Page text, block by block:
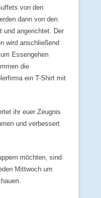
von den
dann von den
und angerichtet. Der
wird anschließend
Essengehen
die
ein T-Shirt mit
ihr euer Zeugnis
und verbessert
möchten, sind
Mittwoch um